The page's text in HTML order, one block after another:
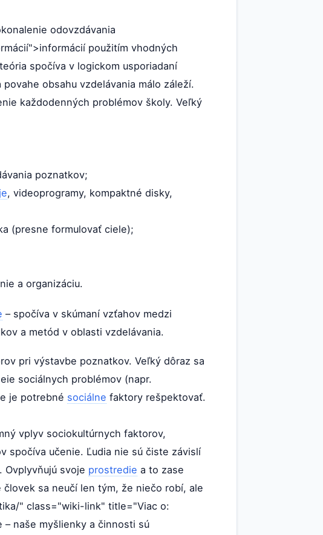
odovzdávania
použitím vhodných
spočíva v logickom usporiadaní
obsahu vzdelávania málo záleží.
každodenných problémov školy. Veľký
poznatkov;
, videoprogramy, kompaktné disky,
(presne formulovať ciele);
a organizáciu.
– spočíva v skúmaní vzťahov medzi
a metód v oblasti vzdelávania.
pri výstavbe poznatkov. Veľký dôraz sa
sociálnych problémov (napr.
je potrebné sociálne faktory rešpektovať.
vplyv sociokultúrnych faktorov,
spočíva učenie. Ľudia nie sú čiste závislí
svoje prostredie a to zase
sa neučí len tým, že niečo robí, ale
" class="wiki-link" title="Viac o:
naše myšlienky a činnosti sú